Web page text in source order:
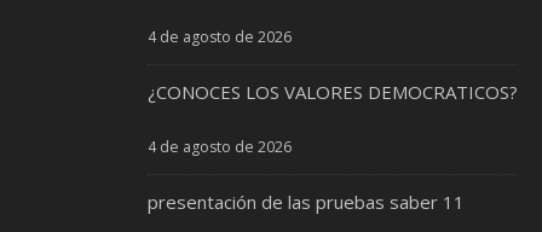
4 de agosto de 2026
¿CONOCES LOS VALORES DEMOCRATICOS?
4 de agosto de 2026
presentación de las pruebas saber 11